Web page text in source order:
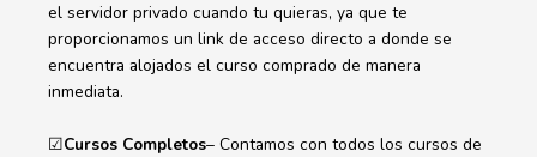
el servidor privado cuando tu quieras, ya que te
proporcionamos un link de acceso directo a donde se
encuentra alojados el curso comprado de manera
inmediata.
☑Cursos Completos– Contamos con todos los cursos de